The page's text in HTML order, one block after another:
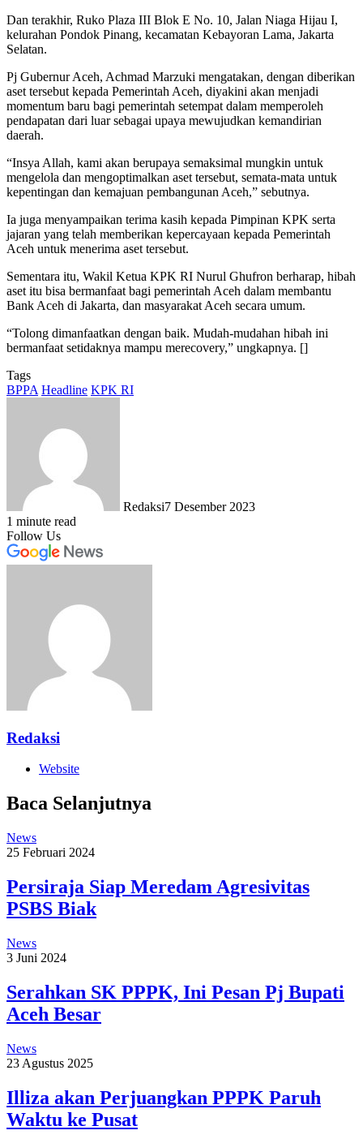
Dan terakhir, Ruko Plaza III Blok E No. 10, Jalan Niaga Hijau I,
kelurahan Pondok Pinang, kecamatan Kebayoran Lama, Jakarta
Selatan.
Pj Gubernur Aceh, Achmad Marzuki mengatakan, dengan diberikan
aset tersebut kepada Pemerintah Aceh, diyakini akan menjadi
momentum baru bagi pemerintah setempat dalam memperoleh
pendapatan dari luar sebagai upaya mewujudkan kemandirian
daerah.
“Insya Allah, kami akan berupaya semaksimal mungkin untuk
mengelola dan mengoptimalkan aset tersebut, semata-mata untuk
kepentingan dan kemajuan pembangunan Aceh,” sebutnya.
Ia juga menyampaikan terima kasih kepada Pimpinan KPK serta
jajaran yang telah memberikan kepercayaan kepada Pemerintah
Aceh untuk menerima aset tersebut.
Sementara itu, Wakil Ketua KPK RI Nurul Ghufron berharap, hibah
aset itu bisa bermanfaat bagi pemerintah Aceh dalam membantu
Bank Aceh di Jakarta, dan masyarakat Aceh secara umum.
“Tolong dimanfaatkan dengan baik. Mudah-mudahan hibah ini
bermanfaat setidaknya mampu merecovery,” ungkapnya. []
Tags
BPPA Headline KPK RI
Redaksi7 Desember 2023
1 minute read
Follow Us
Redaksi
Website
Baca Selanjutnya
News
25 Februari 2024
Persiraja Siap Meredam Agresivitas
PSBS Biak
News
3 Juni 2024
Serahkan SK PPPK, Ini Pesan Pj Bupati
Aceh Besar
News
23 Agustus 2025
Illiza akan Perjuangkan PPPK Paruh
Waktu ke Pusat